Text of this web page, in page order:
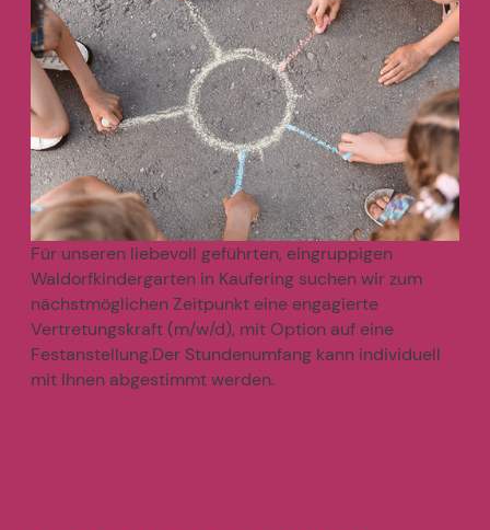
Für unseren liebevoll geführten, eingruppigen
Waldorfkindergarten in Kaufering suchen wir zum
nächstmöglichen Zeitpunkt eine engagierte
Vertretungskraft (m/w/d), mit Option auf eine
Festanstellung.Der Stundenumfang kann individuell
mit Ihnen abgestimmt werden.